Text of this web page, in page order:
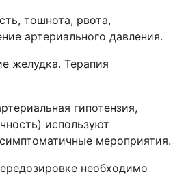
тошнота, рвота,
артериального давления.
желудка. Терапия
гипотензия,
используют
мероприятия.
необходимо